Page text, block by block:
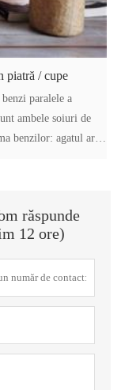
piatră / cupe
paralele a
ambele soiuri de
benzilor: agatul are
răspunde
12 ore)